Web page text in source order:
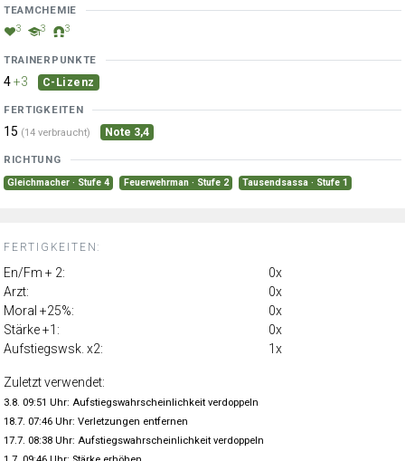
TEAMCHEMIE
3 3 3
TRAINERPUNKTE
4+3 C-Lizenz
FERTIGKEITEN
15 (14 verbraucht) Note 3,4
RICHTUNG
Gleichmacher · Stufe 4 Feuerwehrman · Stufe 2 Tausendsassa · Stufe 1
FERTIGKEITEN:
En/Fm + 2:
0x
Arzt:
0x
Moral +25%:
0x
Stärke +1:
0x
Aufstiegswsk. x2:
1x
Zuletzt verwendet:
3.8. 09:51 Uhr: Aufstiegswahrscheinlichkeit verdoppeln
18.7. 07:46 Uhr: Verletzungen entfernen
17.7. 08:38 Uhr: Aufstiegswahrscheinlichkeit verdoppeln